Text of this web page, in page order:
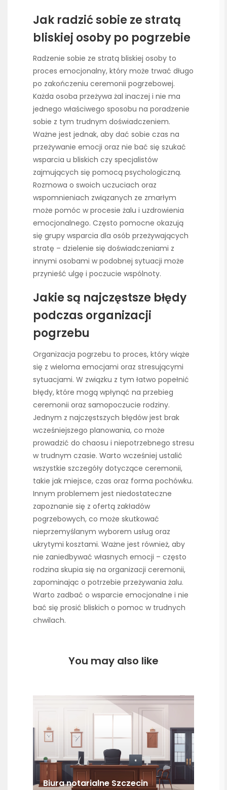
Jak radzić sobie ze stratą
bliskiej osoby po pogrzebie
Radzenie sobie ze stratą bliskiej osoby to
proces emocjonalny, który może trwać długo
po zakończeniu ceremonii pogrzebowej.
Każda osoba przeżywa żal inaczej i nie ma
jednego właściwego sposobu na poradzenie
sobie z tym trudnym doświadczeniem.
Ważne jest jednak, aby dać sobie czas na
przeżywanie emocji oraz nie bać się szukać
wsparcia u bliskich czy specjalistów
zajmujących się pomocą psychologiczną.
Rozmowa o swoich uczuciach oraz
wspomnieniach związanych ze zmarłym
może pomóc w procesie żalu i uzdrowienia
emocjonalnego. Często pomocne okazują
się grupy wsparcia dla osób przeżywających
stratę – dzielenie się doświadczeniami z
innymi osobami w podobnej sytuacji może
przynieść ulgę i poczucie wspólnoty.
Jakie są najczęstsze błędy
podczas organizacji
pogrzebu
Organizacja pogrzebu to proces, który wiąże
się z wieloma emocjami oraz stresującymi
sytuacjami. W związku z tym łatwo popełnić
błędy, które mogą wpłynąć na przebieg
ceremonii oraz samopoczucie rodziny.
Jednym z najczęstszych błędów jest brak
wcześniejszego planowania, co może
prowadzić do chaosu i niepotrzebnego stresu
w trudnym czasie. Warto wcześniej ustalić
wszystkie szczegóły dotyczące ceremonii,
takie jak miejsce, czas oraz forma pochówku.
Innym problemem jest niedostateczne
zapoznanie się z ofertą zakładów
pogrzebowych, co może skutkować
nieprzemyślanym wyborem usług oraz
ukrytymi kosztami. Ważne jest również, aby
nie zaniedbywać własnych emocji – często
rodzina skupia się na organizacji ceremonii,
zapominając o potrzebie przeżywania żalu.
Warto zadbać o wsparcie emocjonalne i nie
bać się prosić bliskich o pomoc w trudnych
chwilach.
You may also like
Biura notarialne Szczecin